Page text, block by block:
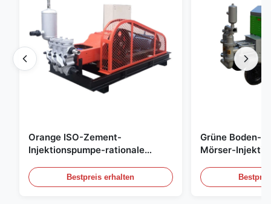
Orange ISO-Zement-
Injektionspumpe-rationale
Bestpreis erhalten
Grüne Boden-
Mörser-